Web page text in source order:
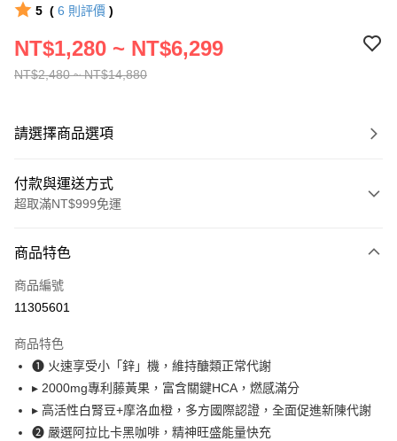
5 ( 6 則評價 )
NT$2,480 ~ NT$14,880
NT$1,280 ~ NT$6,299
請選擇商品選項
付款與運送方式
超取滿NT$999免運
信用卡一次付款
超商取貨付款
Apple Pay
悠遊付
大哥付你分期
商品特色
商品編號
11305601
商品特色
❶ 火速享受小「鋅」機，維持醣類正常代謝
▸ 2000mg專利藤黃果，富含關鍵HCA，燃感滿分
▸ 高活性白腎豆+摩洛血橙，多方國際認證，全面促進新陳代謝
❷ 嚴選阿拉比卡黑咖啡，精神旺盛能量快充